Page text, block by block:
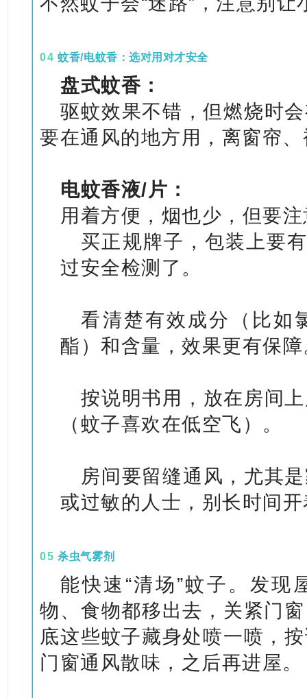
04 蚊香/电蚊香：选对用对才安全
盘式蚊香：
驱蚊效果不错，但燃烧时
要在通风的地方用，离窗帘
电蚊香液/片：
用着方便，烟也少，但要
买正规牌子，包装上要
过安全检测了。
看清楚有效成分（比如
酯）和含量，效果更有保
按说明书用，放在房间
（蚊子喜欢在低空飞）。
房间要留缝通风，尤其
或过敏的人士，别长时间
05 杀虫气雾剂
能快速“清场”蚊子。 发现
物、食物都移出去，关紧门
底这些蚊子藏身处喷一喷，
门窗通风散味，之后再进屋。